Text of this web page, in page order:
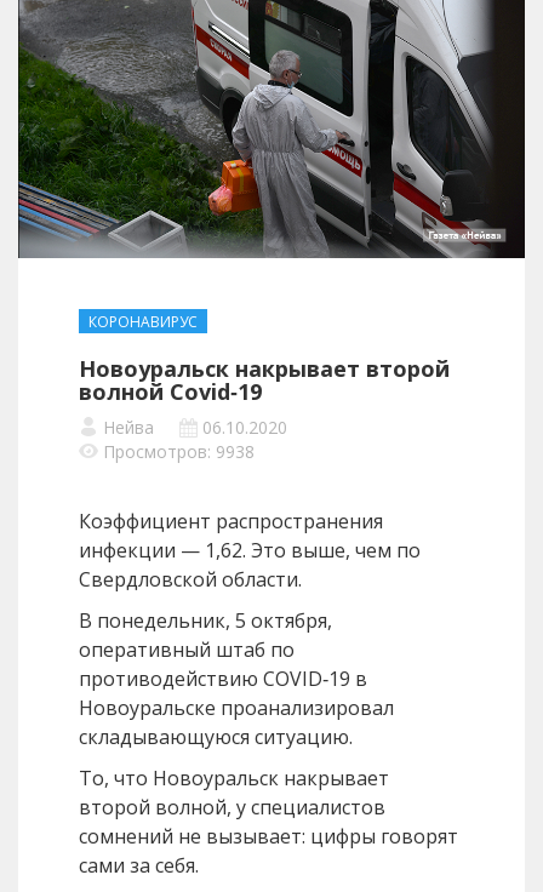
КОРОНАВИРУС
Новоуральск накрывает второй
волной Covid‑19
Нейва
06.10.2020
Просмотров: 9938
Коэффициент распространения
инфекции — 1,62. Это выше, чем по
Свердловской области.
В понедельник, 5 октября,
оперативный штаб по
противодействию COVID‑19 в
Новоуральске проанализировал
складывающуюся ситуацию.
То, что Новоуральск накрывает
второй волной, у специалистов
сомнений не вызывает: цифры говорят
сами за себя.